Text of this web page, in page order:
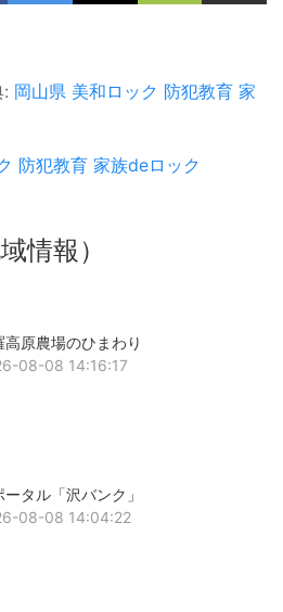
岡山県 美和ロック 防犯教育 家
防犯教育 家族deロック
情報）
高原農場のひまわり
08-08 14:16:17
ータル「沢バンク」
08-08 14:04:22